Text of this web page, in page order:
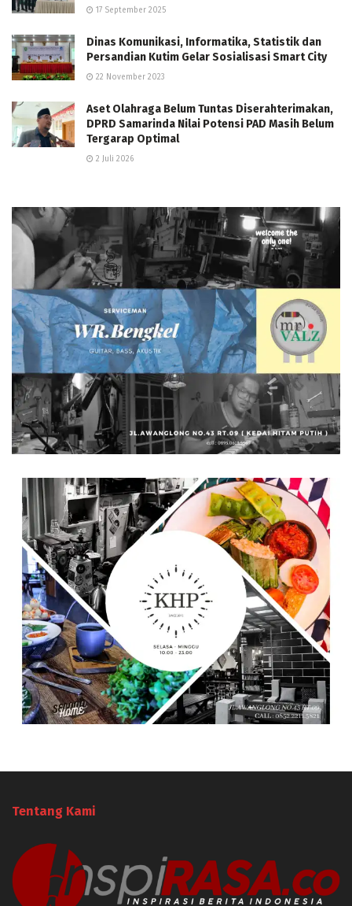
17 September 2025
Dinas Komunikasi, Informatika, Statistik dan
Persandian Kutim Gelar Sosialisasi Smart City
22 November 2023
Aset Olahraga Belum Tuntas Diserahterimakan,
DPRD Samarinda Nilai Potensi PAD Masih Belum
Tergarap Optimal
2 Juli 2026
Tentang Kami